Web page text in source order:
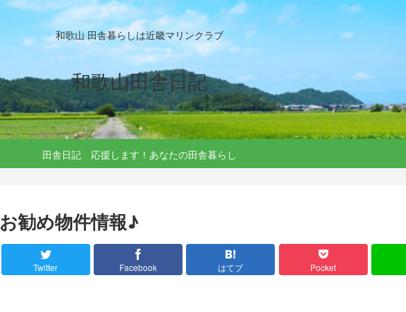
和歌山 田舎暮らしは近畿マリンクラブ
和歌山田舎日記
田舎日記 応援します！あなたの田舎暮らし
お勧め物件情報♪
Twitter Facebook はてブ Pocket